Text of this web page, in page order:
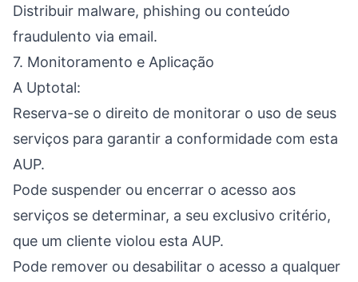
Distribuir malware, phishing ou conteúdo
fraudulento via email.
7. Monitoramento e Aplicação
A Uptotal:
Reserva-se o direito de monitorar o uso de seus
serviços para garantir a conformidade com esta
AUP.
Pode suspender ou encerrar o acesso aos
serviços se determinar, a seu exclusivo critério,
que um cliente violou esta AUP.
Pode remover ou desabilitar o acesso a qualquer